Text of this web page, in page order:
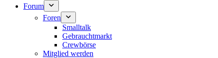
Forum
Foren
Smalltalk
Gebrauchtmarkt
Crewbörse
Mitglied werden